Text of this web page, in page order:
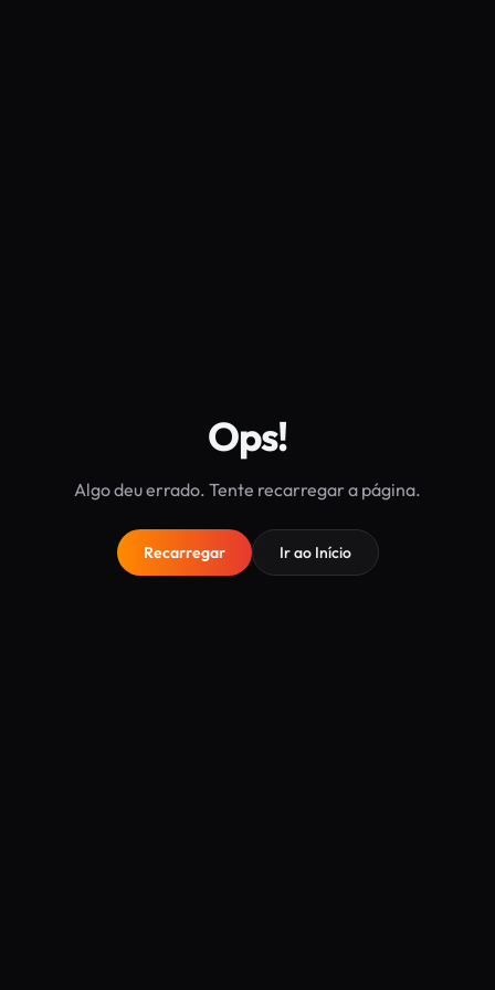
Ops!
Algo deu errado. Tente recarregar a página.
Recarregar Ir ao Início